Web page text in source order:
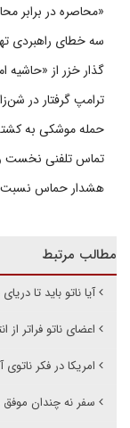
«محاصره در برابر
سه خطای راهبردی
گذار خزر از «حاشیه
ترامپ گرفتار در
حمله موشکی به
تماس تلفنی نخست
هشدار حماس نسبت
مطالب مرتبط
آیا ناتو باید تا
اعضای ناتو فراتر از
امریکا در فکر ناتوی
سفر نه چندان